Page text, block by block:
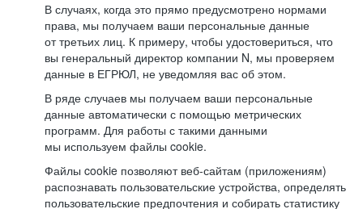
В случаях, когда это прямо предусмотрено нормами
права, мы получаем ваши персональные данные
от третьих лиц. К примеру, чтобы удостовериться, что
вы генеральный директор компании N, мы проверяем
данные в ЕГРЮЛ, не уведомляя вас об этом.
В ряде случаев мы получаем ваши персональные
данные автоматически с помощью метрических
программ. Для работы с такими данными
мы используем файлы cookie.
Файлы cookie позволяют веб-сайтам (приложениям)
распознавать пользовательские устройства, определять
пользовательские предпочтения и собирать статистику